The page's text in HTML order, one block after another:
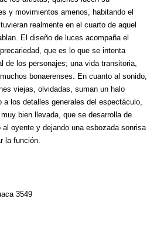
y movimientos amenos, habitando el
realmente en el cuarto de aquel
El diseño de luces acompaña el
que es lo que se intenta
de los personajes; una vida transitoria,
bonaerenses. En cuanto al sonido,
viejas, olvidadas, suman un halo
a los detalles generales del espectáculo,
bien llevada, que se desarrolla de
oyente y dejando una esbozada sonrisa
la función.
3549